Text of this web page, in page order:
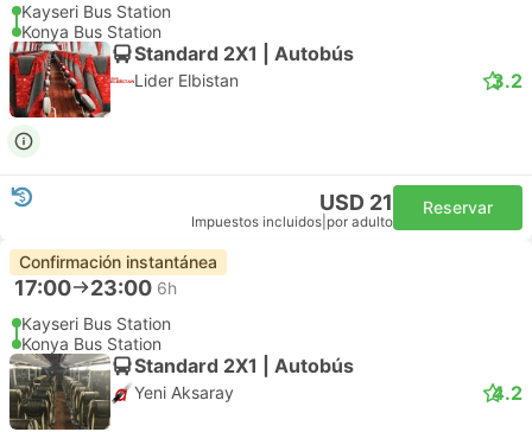
Kayseri Bus Station
Konya Bus Station
Standard 2X1 | Autobús
Lider Elbistan 3.2
USD 21
Impuestos incluidos por adulto
Reservar
Confirmación instantánea
17:00 23:00 6h
Kayseri Bus Station
Konya Bus Station
Standard 2X1 | Autobús
Yeni Aksaray 4.2